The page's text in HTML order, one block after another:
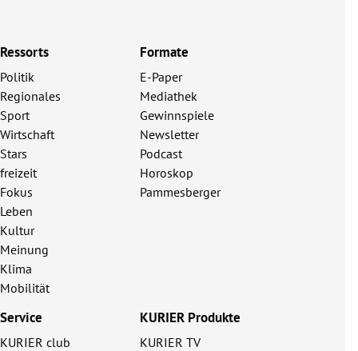
Ressorts
Politik
Regionales
Sport
Wirtschaft
Stars
freizeit
Fokus
Leben
Kultur
Meinung
Klima
Mobilität
Formate
E-Paper
Mediathek
Gewinnspiele
Newsletter
Podcast
Horoskop
Pammesberger
Service
KURIER club
KURIER Produkte
KURIER TV